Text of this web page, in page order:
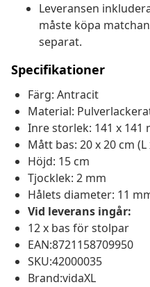
Leveransen
måste köpa
separat.
Specifikationer
Färg: Antracit
Material:
Inre storlek: 141 x 141
Mått bas: 20 x 20 cm (L
Höjd: 15 cm
Tjocklek: 2 mm
Hålets diameter: 11
Vid leverans ingår:
12 x bas för stolpar
EAN:8721158709950
SKU:42000035
Brand:vidaXL